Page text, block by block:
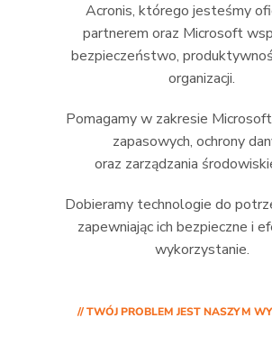
Acronis, którego jesteśmy
partnerem oraz Microsoft
bezpieczeństwo,
organizacji.
Pomagamy w zakresie
zapasowych, ochrony
oraz zarządzania
Dobieramy technologie do
zapewniając ich bezpieczne i
wykorzystanie.
// TWÓJ PROBLEM JEST NASZYM